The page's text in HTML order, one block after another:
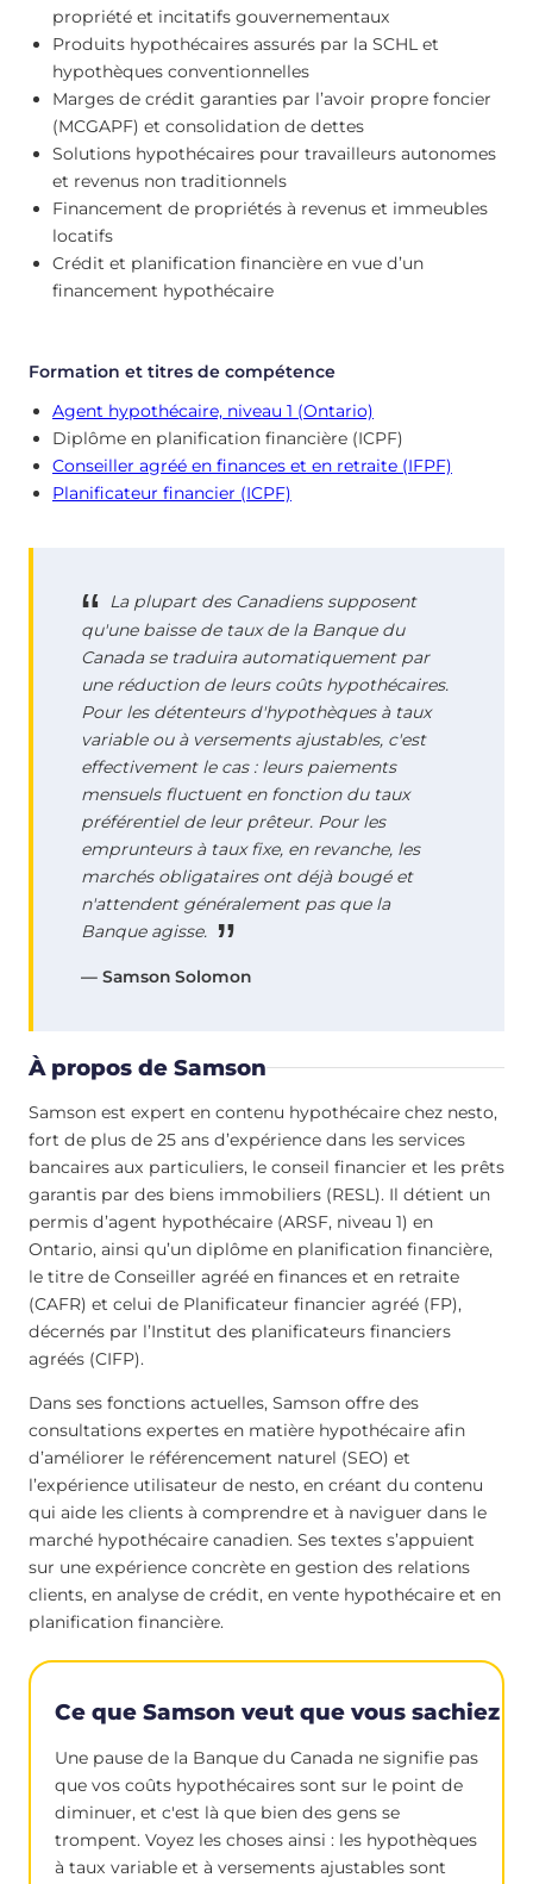
propriété et incitatifs gouvernementaux
Produits hypothécaires assurés par la SCHL et
hypothèques conventionnelles
Marges de crédit garanties par l’avoir propre foncier
(MCGAPF) et consolidation de dettes
Solutions hypothécaires pour travailleurs autonomes
et revenus non traditionnels
Financement de propriétés à revenus et immeubles
locatifs
Crédit et planification financière en vue d’un
financement hypothécaire
Formation et titres de compétence
Agent hypothécaire, niveau 1 (Ontario)
Diplôme en planification financière (ICPF)
Conseiller agréé en finances et en retraite (IFPF)
Planificateur financier (ICPF)
La plupart des Canadiens supposent
qu'une baisse de taux de la Banque du
Canada se traduira automatiquement par
une réduction de leurs coûts hypothécaires.
Pour les détenteurs d'hypothèques à taux
variable ou à versements ajustables, c'est
effectivement le cas : leurs paiements
mensuels fluctuent en fonction du taux
préférentiel de leur prêteur. Pour les
emprunteurs à taux fixe, en revanche, les
marchés obligataires ont déjà bougé et
n'attendent généralement pas que la
Banque agisse.
— Samson Solomon
À propos de Samson
Samson est expert en contenu hypothécaire chez nesto,
fort de plus de 25 ans d’expérience dans les services
bancaires aux particuliers, le conseil financier et les prêts
garantis par des biens immobiliers (RESL). Il détient un
permis d’agent hypothécaire (ARSF, niveau 1) en
Ontario, ainsi qu’un diplôme en planification financière,
le titre de Conseiller agréé en finances et en retraite
(CAFR) et celui de Planificateur financier agréé (FP),
décernés par l’Institut des planificateurs financiers
agréés (CIFP).
Dans ses fonctions actuelles, Samson offre des
consultations expertes en matière hypothécaire afin
d’améliorer le référencement naturel (SEO) et
l’expérience utilisateur de nesto, en créant du contenu
qui aide les clients à comprendre et à naviguer dans le
marché hypothécaire canadien. Ses textes s’appuient
sur une expérience concrète en gestion des relations
clients, en analyse de crédit, en vente hypothécaire et en
planification financière.
Ce que Samson veut que vous sachiez
Une pause de la Banque du Canada ne signifie pas
que vos coûts hypothécaires sont sur le point de
diminuer, et c'est là que bien des gens se
trompent. Voyez les choses ainsi : les hypothèques
à taux variable et à versements ajustables sont